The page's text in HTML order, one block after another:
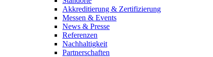
Akkreditierung & Zertifizierung
Messen & Events
News & Presse
Referenzen
Nachhaltigkeit
Partnerschaften